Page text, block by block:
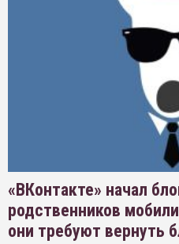
«ВКонтакте» начал
родственников
они требуют вернуть